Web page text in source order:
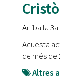
Arriba la
Aquesta
de més de
Altres